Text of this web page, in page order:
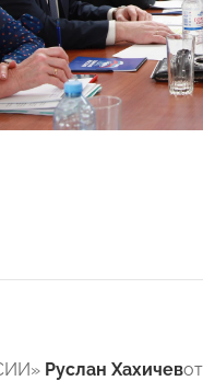
Руслан Хахичев